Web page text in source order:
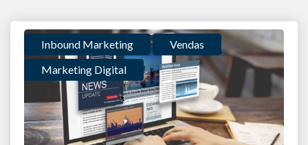
Inbound Marketing
Vendas
Marketing Digital